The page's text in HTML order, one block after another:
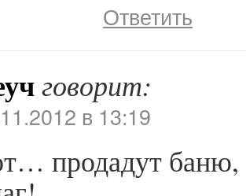
Ответить
говорит:
в 13:19
продадут баню,